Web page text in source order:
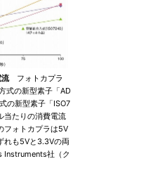
フォトカプラ
式の新型素子「AD
の新型素子「ISO7
当たりの消費電流
フォトカプラは5V
れも5Vと3.3Vの両
Instruments社（ク